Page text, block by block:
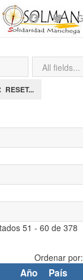
RESET...
51 - 60 de 378
Ordenar por:
Año País